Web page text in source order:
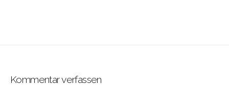
Kommentar verfassen